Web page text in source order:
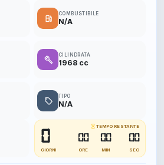
local_gas_station
COMBUSTIBILE
N/A
build
CILINDRATA
1968 cc
local_offer
TIPO
N/A
hourglass_empty TEMPO RESTANTE
0 00 00 00
GIORNI ORE MIN SEC